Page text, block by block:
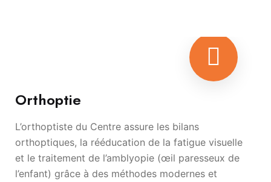
Orthoptie
L’orthoptiste du Centre assure les bilans
orthoptiques, la rééducation de la fatigue visuelle
et le traitement de l’amblyopie (œil paresseux de
l’enfant) grâce à des méthodes modernes et